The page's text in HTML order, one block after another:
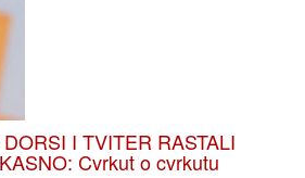
I TVITER RASTALI
Cvrkut o cvrkutu